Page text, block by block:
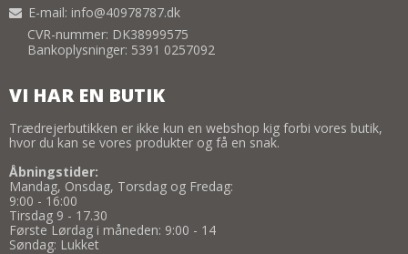
E-mail: info@40978787.dk
CVR-nummer: DK38999575
Bankoplysninger: 5391 0257092
VI HAR EN BUTIK
Trædrejerbutikken er ikke kun en webshop kig forbi vores butik,
hvor du kan se vores produkter og få en snak.
Åbningstider:
Mandag, Onsdag, Torsdag og Fredag:
9:00 - 16:00
Tirsdag 9 - 17.30
Første Lørdag i måneden: 9:00 - 14
Søndag: Lukket